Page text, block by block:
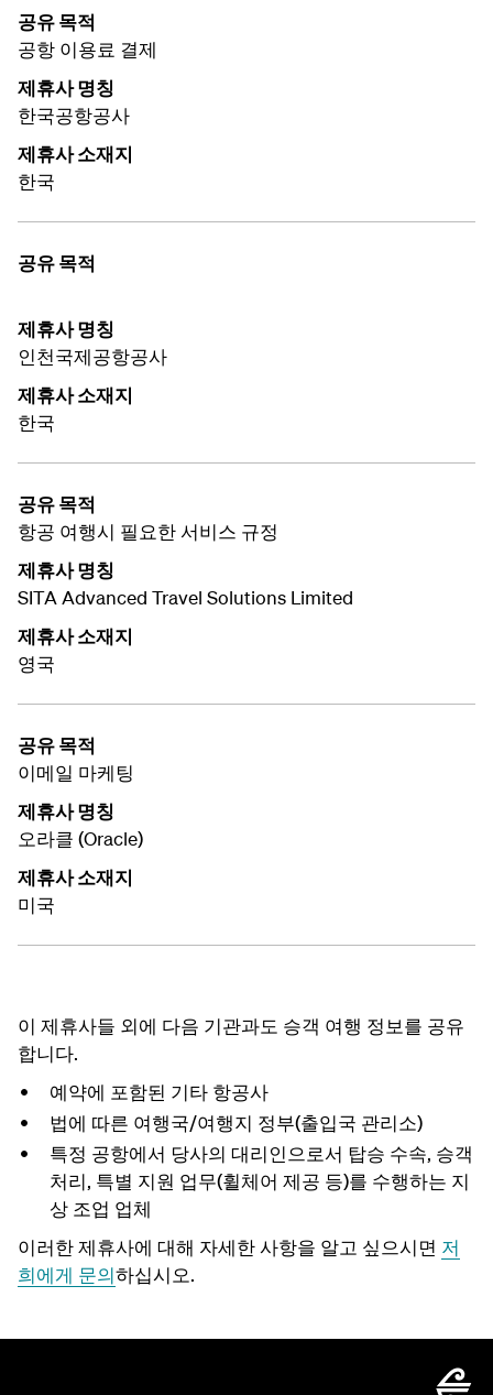
공유 목적
공항 이용료 결제
제휴사 명칭
한국공항공사
제휴사 소재지
한국
공유 목적
제휴사 명칭
인천국제공항공사
제휴사 소재지
한국
공유 목적
항공 여행시 필요한 서비스 규정
제휴사 명칭
SITA Advanced Travel Solutions Limited
제휴사 소재지
영국
공유 목적
이메일 마케팅
제휴사 명칭
오라클 (Oracle)
제휴사 소재지
미국
이 제휴사들 외에 다음 기관과도 승객 여행 정보를 공유
합니다.
예약에 포함된 기타 항공사
법에 따른 여행국/여행지 정부(출입국 관리소)
특정 공항에서 당사의 대리인으로서 탑승 수속, 승객
처리, 특별 지원 업무(휠체어 제공 등)를 수행하는 지
상 조업 업체
이러한 제휴사에 대해 자세한 사항을 알고 싶으시면 저
희에게 문의하십시오.